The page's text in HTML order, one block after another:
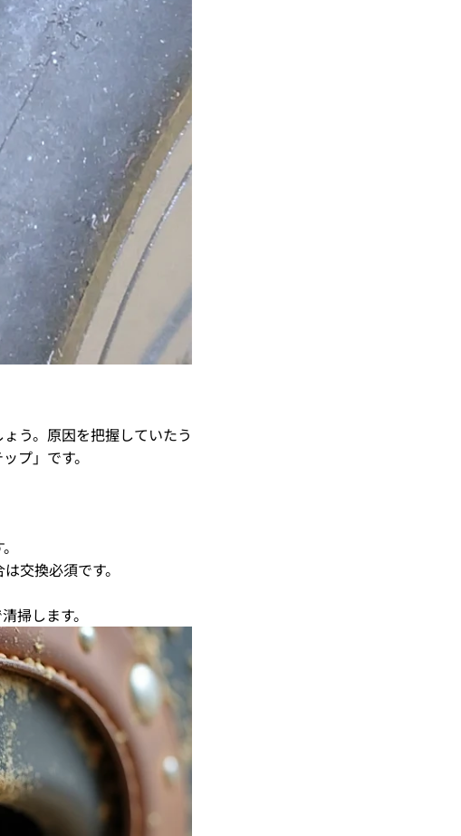
う。原因を把握していたう
プ」です。
交換必須です。
掃します。